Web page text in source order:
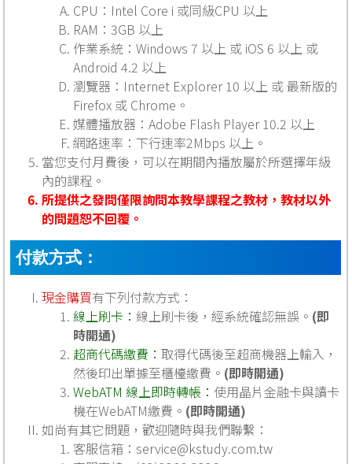
CPU：Intel Core i 或同級CPU 以上
RAM：3GB 以上
作業系統：Windows 7 以上 或 iOS 6 以上 或
Android 4.2 以上
瀏覽器：Internet Explorer 10 以上 或 最新版的
Firefox 或 Chrome。
媒體播放器：Adobe Flash Player 10.2 以上
網路速率：下行速率2Mbps 以上。
當您支付月費後，可以在期間內播放屬於所選擇年級
內的課程。
所提供之發問僅限詢問本教學課程之教材，教材以外
的問題恕不回覆。
付款方式：
現金購買有下列付款方式：
線上刷卡：線上刷卡後，經系統確認無誤。 (即
時開通)
超商代碼繳費：取得代碼後至超商機器上輸入，
然後印出單據至櫃檯繳費。 (即時開通)
WebATM 線上即時轉帳：使用晶片金融卡與讀卡
機在WebATM繳費。 (即時開通)
如尚有其它問題，歡迎隨時與我們聯繫：
客服信箱：service@kstudy.com.tw